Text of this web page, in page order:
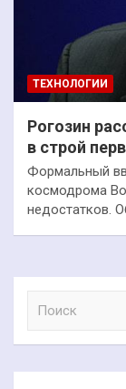
ТЕХНОЛОГИИ
Рогозин
в строй
Формальный
космодрома
недостатков.
к